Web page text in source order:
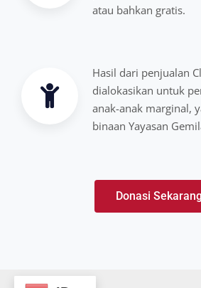
atau bahkan gratis.
Hasil dari penjualan
dialokasikan untuk
anak-anak marginal,
binaan Yayasan
Donasi Sekarang